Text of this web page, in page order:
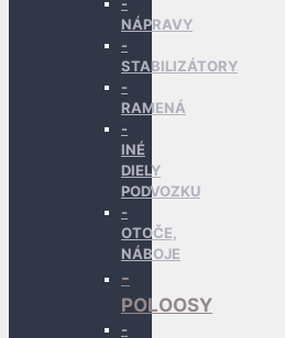
NÁPRAVY
STABILIZÁTORY
RAMENÁ
INÉ
DIELY
PODVOZKU
OTOČE,
NÁBOJE
POLOOSY